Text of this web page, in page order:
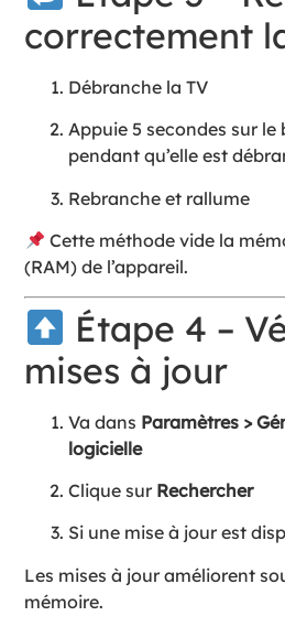
correctement
Débranche la TV
Appuie 5 secondes sur
pendant qu’elle est
Rebranche et rallume
Cette méthode vide la
(RAM) de l’appareil.
Étape 4 –
mises à jour
Va dans Paramètres >
logicielle
Clique sur Rechercher
Si une mise à jour est
Les mises à jour améliorent
mémoire.